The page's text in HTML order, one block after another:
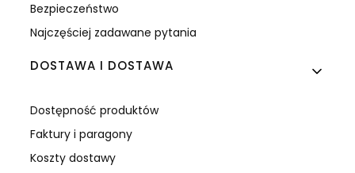
Bezpieczeństwo
Najczęściej zadawane pytania
DOSTAWA I DOSTAWA
Dostępność produktów
Faktury i paragony
Koszty dostawy